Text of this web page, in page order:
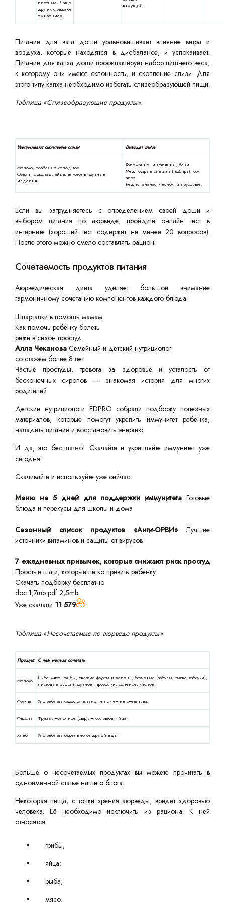
плотные. Чаще
других страдают
ожирением.
вяжущий.
Питание для вата доши уравновешивает влияние ветра и
воздуха, которые находятся в дисбалансе, и успокаивает.
Питание для капха доши профилактирует набор лишнего веса,
к которому они имеют склонность, и скопление слизи. Для
этого типу капха необходимо избегать слизеобразующей пищи.
Таблица «Слизеобразующие продукты».
Увеличивают скопление слизи Выводят слизь
Молоко, особенно холодное.
Орехи, шоколад, яйца, алкоголь, мучные
изделия.
Голодание, ингаляции, бани.
Мёд, острые специи (имбирь), сок
алоэ.
Редис, ананас, чеснок, цитрусовые.
Если вы затрудняетесь с определением своей доши и
выбором питания по аюрведе, пройдите онлайн тест в
интернете (хороший тест содержит не менее 20 вопросов).
После этого можно смело составлять рацион.
Сочетаемость продуктов питания
Аюрведическая диета уделяет большое внимание
гармоничному сочетанию компонентов каждого блюда.
Шпаргалки в помощь мамам
Как помочь ребёнку болеть
реже в сезон простуд
Алла Чеканова Семейный и детский нутрициолог
со стажем более 8 лет
Частые простуды, тревога за здоровье и усталость от
бесконечных сиропов — знакомая история для многих
родителей.
Детские нутрициологи EDPRO собрали подборку полезных
материалов, которые помогут укрепить иммунитет ребёнка,
наладить питание и восстановить энергию.
И да, это бесплатно! Скачайте и укрепляйте иммунитет уже
сегодня:
Скачивайте и используйте уже сейчас:
Меню на 5 дней для поддержки иммунитета Готовые
блюда и перекусы для школы и дома
Сезонный список продуктов «Анти-ОРВИ»
Лучшие
источники витаминов и защиты от вирусов
7 ежедневных привычек, которые снижают риск простуд
Простые шаги, которые легко привить ребенку
Скачать подборку бесплатно
doc 1,7mb pdf 2,5mb
Уже скачали 11 579
Таблица «Несочетаемые по аюрведе продукты»
Продукт С чем нельзя сочетать
Молоко
Рыба, мясо, грибы, свежие фрукты и зелень, бахчевые (арбузы, тыква, кабачки),
листовые овощи, мучное, проростки, солёное, кислое.
Фрукты Употреблять самостоятельно, ни с чем не смешивая.
Фасоль Фрукты, молочное (сыр), мясо, рыба, яйца.
Хлеб Употреблять отдельно от другой еды
Больше о несочетаемых продуктах вы можете прочитать в
одноименной статье нашего блога.
Некоторая пища, с точки зрения аюрведы, вредит здоровью
человека. Её необходимо исключить из рациона. К ней
относятся:
грибы;
яйца;
рыба;
мясо;